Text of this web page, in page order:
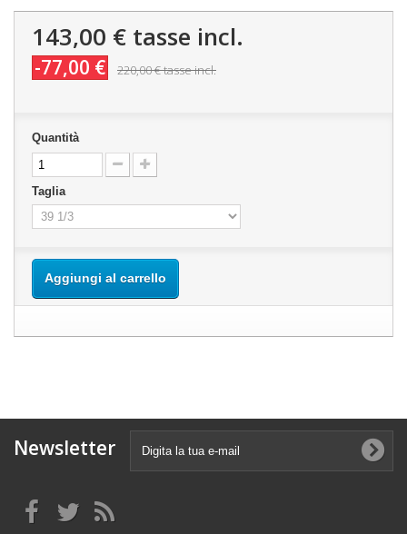
143,00 € tasse incl.
-77,00 € 220,00 €tasse incl.
Quantità
Taglia
Aggiungi al carrello
Newsletter